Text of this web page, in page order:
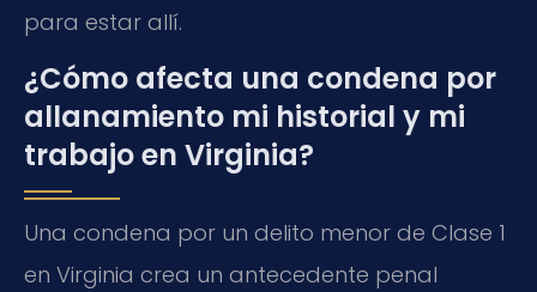
para estar allí.
¿Cómo afecta una condena por
allanamiento mi historial y mi
trabajo en Virginia?
Una condena por un delito menor de Clase 1
en Virginia crea un antecedente penal